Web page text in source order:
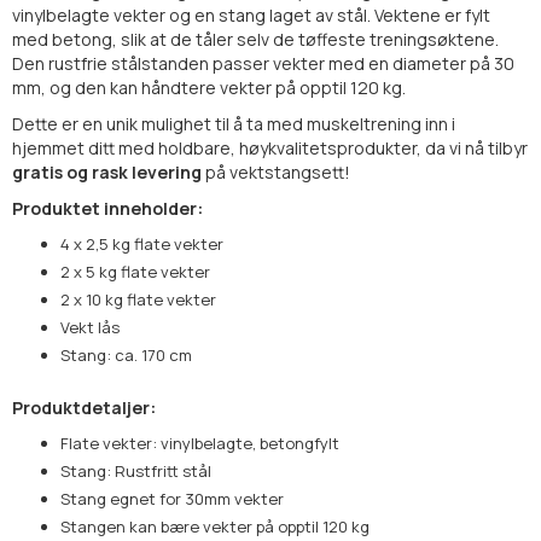
vinylbelagte vekter og en stang laget av stål. Vektene er fylt
med betong, slik at de tåler selv de tøffeste treningsøktene.
Den rustfrie stålstanden passer vekter med en diameter på 30
mm, og den kan håndtere vekter på opptil 120 kg.
Dette er en unik mulighet til å ta med muskeltrening inn i
hjemmet ditt med holdbare, høykvalitetsprodukter, da vi nå tilbyr
gratis og rask levering på vektstangsett!
Produktet inneholder:
4 x 2,5 kg flate vekter
2 x 5 kg flate vekter
2 x 10 kg flate vekter
Vekt lås
Stang: ca. 170 cm
Produktdetaljer:
Flate vekter: vinylbelagte, betongfylt
Stang: Rustfritt stål
Stang egnet for 30mm vekter
Stangen kan bære vekter på opptil 120 kg